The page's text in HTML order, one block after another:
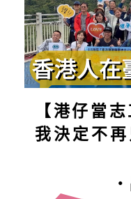
【港仔當
我決定不
付出，結果